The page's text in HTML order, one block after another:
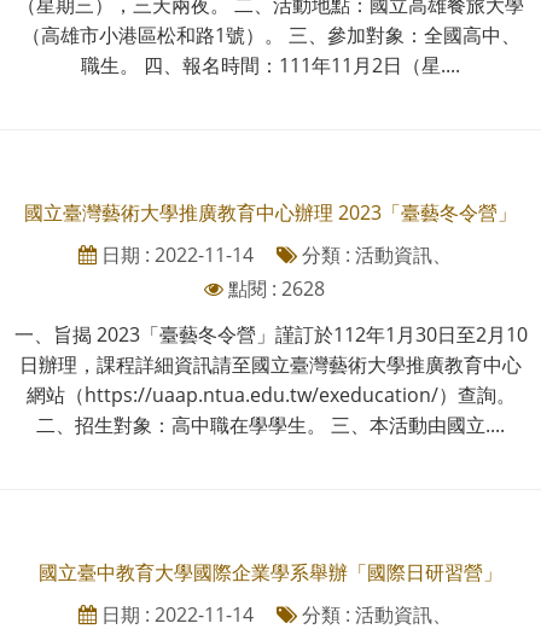
（高雄市小港區松和路1號）。 三、參加對象：全國高中、
職生。 四、報名時間：111年11月2日（星....
國立臺灣藝術大學推廣教育中心辦理 2023「臺藝冬令營」
日期 : 2022-11-14
分類 : 活動資訊、
點閱 : 2628
一、旨揭 2023「臺藝冬令營」謹訂於112年1月30日至2月10
日辦理，課程詳細資訊請至國立臺灣藝術大學推廣教育中心
網站（https://uaap.ntua.edu.tw/exeducation/）查詢。
二、招生對象：高中職在學學生。 三、本活動由國立....
國立臺中教育大學國際企業學系舉辦「國際日研習營」
日期 : 2022-11-14
分類 : 活動資訊、